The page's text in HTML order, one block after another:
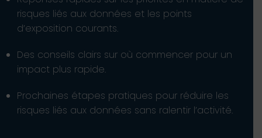
risques liés aux données et les points
d’exposition courants.
Des conseils clairs sur où commencer pour un
impact plus rapide.
Prochaines étapes pratiques pour réduire les
risques liés aux données sans ralentir l’activité.